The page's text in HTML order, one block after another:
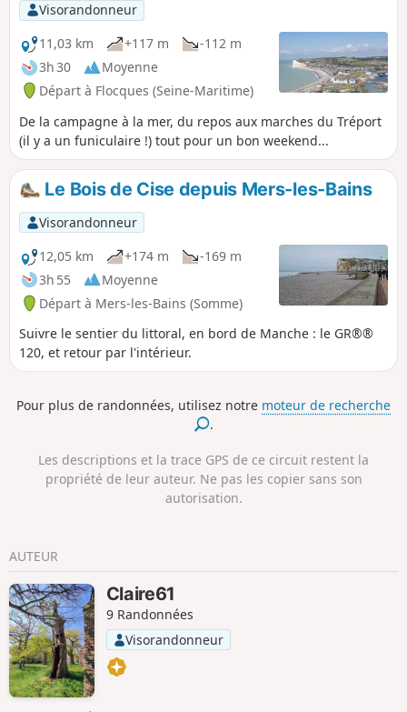
Visorandonneur
11,03 km
+117 m
-112 m
3h 30
Moyenne
Départ à Flocques (Seine-Maritime)
De la campagne à la mer, du repos aux marches du Tréport
(il y a un funiculaire !) tout pour un bon weekend...
Le Bois de Cise depuis Mers-les-Bains
Visorandonneur
12,05 km
+174 m
-169 m
3h 55
Moyenne
Départ à Mers-les-Bains (Somme)
Suivre le sentier du littoral, en bord de Manche : le GR®®
120, et retour par l'intérieur.
Pour plus de randonnées, utilisez notre moteur de recherche
.
Les descriptions et la trace GPS de ce circuit restent la
propriété de leur auteur. Ne pas les copier sans son
autorisation.
AUTEUR
Claire61
9 Randonnées
Visorandonneur